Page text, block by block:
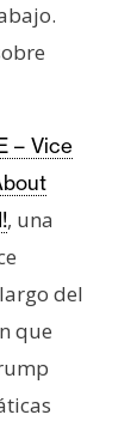
– Vice
, una
del
que